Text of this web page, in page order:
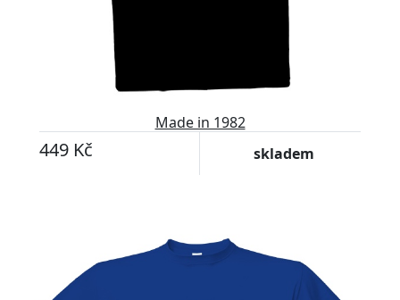
Made in 1982
449 Kč skladem